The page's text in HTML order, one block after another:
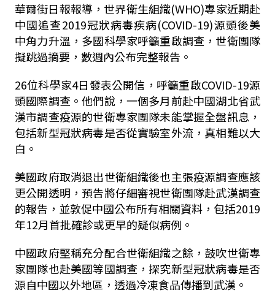
華爾街日報報導，世界衛生組織(WHO)專家近期赴
中國追查2019冠狀病毒疾病(COVID-19)源頭後美
中角力升溫，多國科學家呼籲重啟調查，世衛團隊
擬跳過摘要，數週內公布完整報告。
26位科學家4日發表公開信，呼籲重啟COVID-19源
頭國際調查。他們說，一個多月前赴中國湖北省武
漢市調查疫源的世衛專家團隊未能掌握全盤訊息，
包括新型冠狀病毒是否從實驗室外流，真相難以大
白。
美國政府取消退出世衛組織後也主張疫源調查應該
更公開透明，預告將仔細審視世衛團隊赴武漢調查
的報告，並敦促中國公布所有相關資料，包括2019
年12月首批確診或更早的疑似病例。
中國政府堅稱充分配合世衛組織之餘，鼓吹世衛專
家團隊也赴美國等國調查，探究新型冠狀病毒是否
源自中國以外地區，透過冷凍食品傳播到武漢。